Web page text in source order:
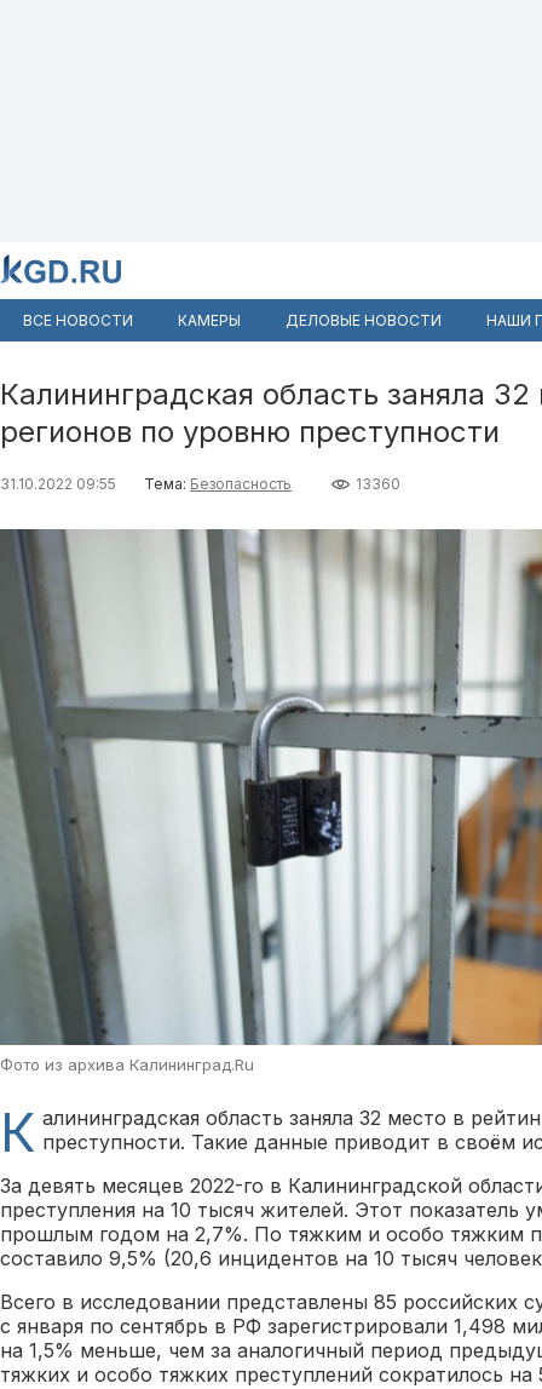
ВСЕ НОВОСТИ КАМЕРЫ ДЕЛОВЫЕ НОВОСТИ НАШИ
Калининградская область заняла
регионов по уровню преступности
31.10.2022 09:55 Тема: Безопасность 13360
Фото из архива Калининград.Ru
К алининградская область заняла 32 место в
преступности. Такие данные приводит в своём
За девять месяцев 2022-го в Калининградской
преступления на 10 тысяч жителей. Этот показатель
прошлым годом на 2,7%. По тяжким и особо тяжким
составило 9,5% (20,6 инцидентов на 10 тысяч
Всего в исследовании представлены 85
с января по сентябрь в РФ зарегистрировали 1,498
на 1,5% меньше, чем за аналогичный период
тяжких и особо тяжких преступлений сократилось на